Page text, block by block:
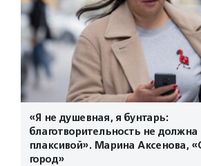
«Я не душевная, я бунтарь:
благотворительность не
плаксивой». Марина Аксенова,
город»